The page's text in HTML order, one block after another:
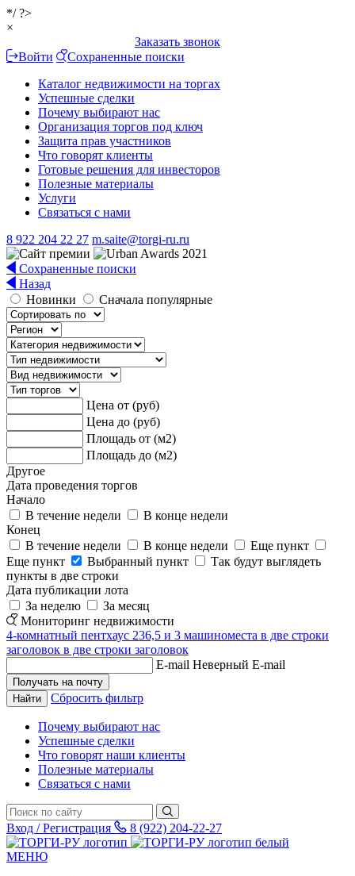
*/ ?>
×
Заказать звонок
Войти
Сохраненные поиски
Каталог недвижимости на торгах
Успешные сделки
Почему выбирают нас
Организация торгов под ключ
Защита прав участников
Что говорят клиенты
Готовые решения для инвесторов
Полезные материалы
Услуги
Связаться с нами
8 922 204 22 27 m.saite@torgi-ru.ru
Сохраненные поиски
Назад
Новинки
Сначала популярные
Цена от (руб)
Цена до (руб)
Площадь от (м2)
Площадь до (м2)
Другое
Дата проведения торгов
Начало
В течение недели
В конце недели
Конец
В течение недели
В конце недели
Еще пункт
Еще пункт
Выбранный пункт
Так будут выглядеть
пункты в две строки
Дата публикации лота
За неделю
За месяц
Мониторинг недвижимости
4-комнатный пентхаус 236,5 и 3 машиноместа в две строки
заголовок в две строки заголовок
E-mail Неверный E-mail
Сбросить фильтр
Почему выбирают нас
Успешные сделки
Что говорят наши клиенты
Полезные материалы
Связаться с нами
Вход / Регистрация 8 (922) 204-22-27
МЕНЮ